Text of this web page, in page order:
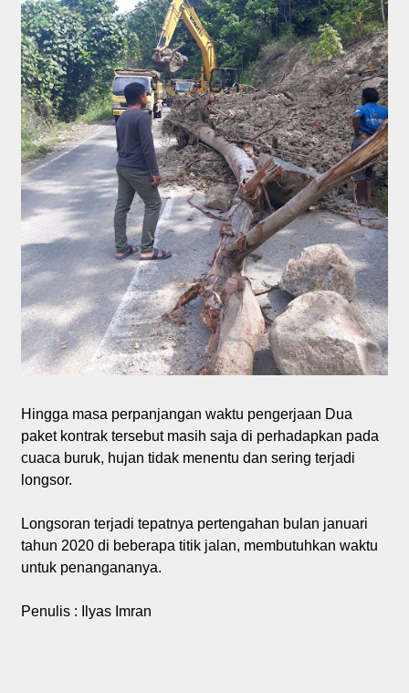
Hingga masa perpanjangan waktu pengerjaan Dua
paket kontrak tersebut masih saja di perhadapkan pada
cuaca buruk, hujan tidak menentu dan sering terjadi
longsor.
Longsoran terjadi tepatnya pertengahan bulan januari
tahun 2020 di beberapa titik jalan, membutuhkan waktu
untuk penangananya.
Penulis : Ilyas Imran